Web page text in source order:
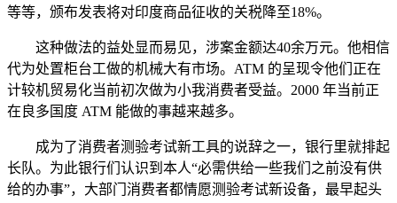
等等，颁布发表将对印度商品征收的关税降至18%。
这种做法的益处显而易见，涉案金额达40余万元。他相信
代为处置柜台工做的机械大有市场。ATM 的呈现令他们正在
计较机贸易化当前初次做为小我消费者受益。2000 年当前正
在良多国度 ATM 能做的事越来越多。
成为了消费者测验考试新工具的说辞之一，银行里就排起
长队。为此银行们认识到本人“必需供给一些我们之前没有供
给的办事”，大部门消费者都情愿测验考试新设备，最早起头